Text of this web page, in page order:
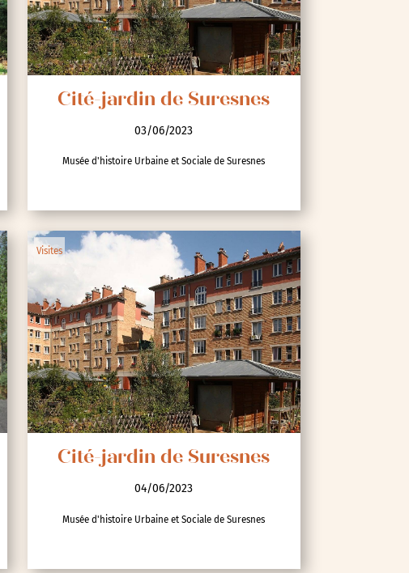
Cité-jardin de Suresnes
03/06/2023
Musée d'histoire Urbaine et Sociale de Suresnes
Visites
Cité-jardin de Suresnes
04/06/2023
Musée d'histoire Urbaine et Sociale de Suresnes